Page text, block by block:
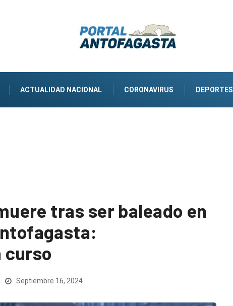
ACTUALIDAD NACIONAL CORONAVIRUS DEPORTES
tras ser baleado en
curso
Septiembre 16, 2024